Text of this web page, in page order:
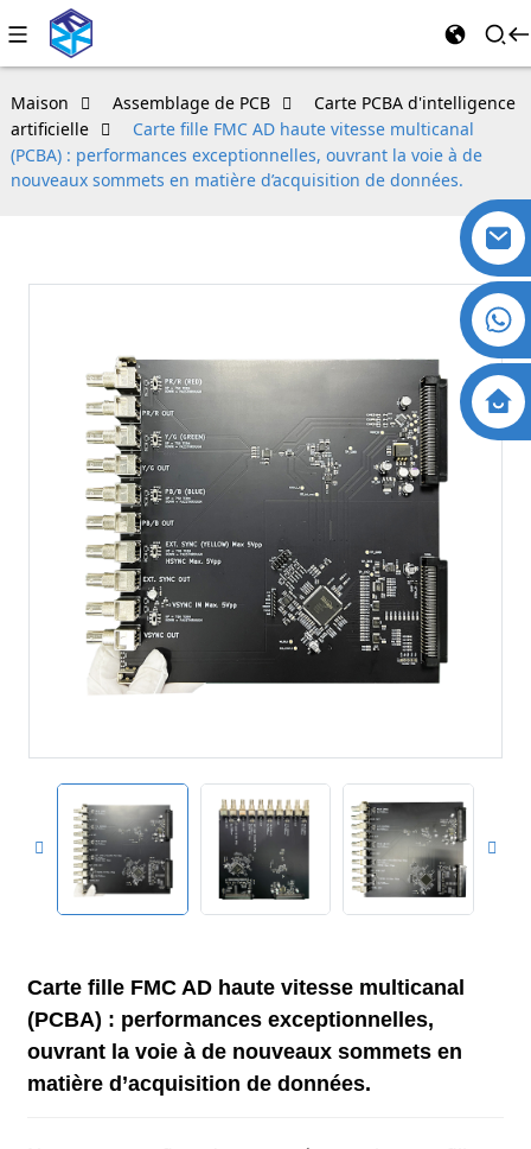
Maison Assemblage de PCB
Carte PCBA d'intelligence
artificielle
Carte fille FMC AD haute vitesse multicanal
(PCBA) : performances exceptionnelles, ouvrant la voie à de
nouveaux sommets en matière d’acquisition de données.
Carte fille FMC AD haute vitesse multicanal
(PCBA) : performances exceptionnelles,
ouvrant la voie à de nouveaux sommets en
matière d’acquisition de données.